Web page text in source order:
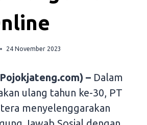
24 November 2023
– Dalam
ulang tahun ke-30, PT
menyelenggarakan